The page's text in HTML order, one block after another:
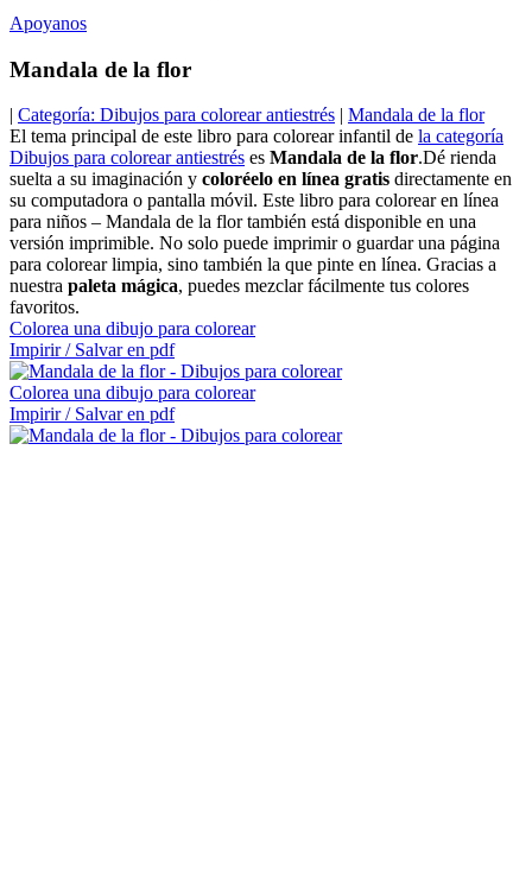
Apoyanos
Mandala de la flor
| Categoría: Dibujos para colorear antiestrés | Mandala de la flor
El tema principal de este libro para colorear infantil de la categoría
Dibujos para colorear antiestrés es Mandala de la flor.Dé rienda
suelta a su imaginación y coloréelo en línea gratis directamente en
su computadora o pantalla móvil. Este libro para colorear en línea
para niños – Mandala de la flor también está disponible en una
versión imprimible. No solo puede imprimir o guardar una página
para colorear limpia, sino también la que pinte en línea. Gracias a
nuestra paleta mágica, puedes mezclar fácilmente tus colores
favoritos.
Colorea una dibujo para colorear
Impirir / Salvar en pdf
Colorea una dibujo para colorear
Impirir / Salvar en pdf